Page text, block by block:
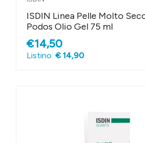
ISDIN Linea Pelle Molto
Podos Olio Gel 75 ml
€14,50
Listino: € 14,90